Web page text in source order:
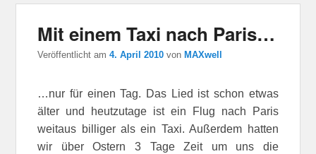
Mit einem Taxi nach Paris…
Veröffentlicht am4. April 2010 von MAXwell
…nur für einen Tag. Das Lied ist schon etwas
älter und heutzutage ist ein Flug nach Paris
weitaus billiger als ein Taxi. Außerdem hatten
wir über Ostern 3 Tage Zeit um uns die